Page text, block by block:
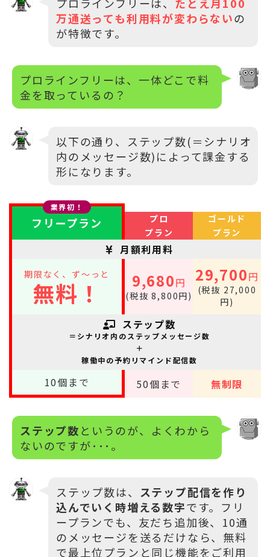
万通送っても利用料が変わらないの
が特徴です。
プロラインフリーは、一体どこで料
金を取っているの？
以下の通り、ステップ数(＝シナリオ
内のメッセージ数)によって課金する
形になります。
業界初！
フリープラン
プロ
プラン
ゴールド
プラン
月額利用料
期限なく、ず～っと
無料！ 9,680円
(税抜 8,800円)
29,700円
(税抜 27,000
円)
ステップ数
＝シナリオ内のステップメッセージ数
＋
稼働中の予約リマインド配信数
10個まで 50個まで 無制限
ステップ数というのが、よくわから
ないのですが･･･。
ステップ数は、 ステップ配信を作り
込んでいく時増える数字です。フリ
ープランでも、友だち追加後、10通
のメッセージを送るだけなら、無料
で最上位プランと同じ機能をご利用